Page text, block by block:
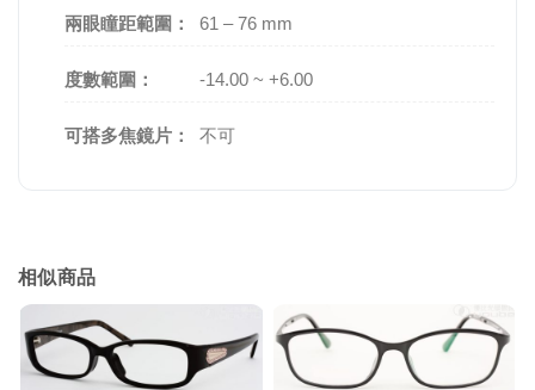
兩眼瞳距範圍： 61 – 76 mm
度數範圍： -14.00 ~ +6.00
可搭多焦鏡片： 不可
相似商品